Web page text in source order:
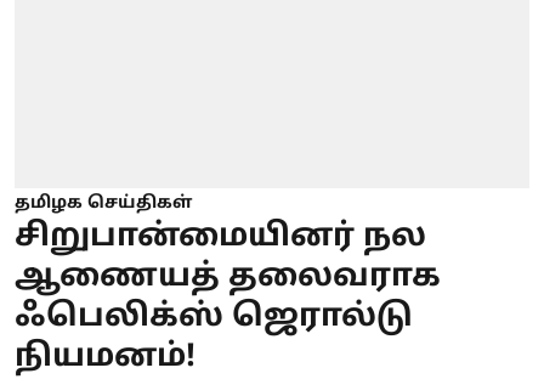
தமிழக செய்திகள்
சிறுபான்மையினர் நல
ஆணையத் தலைவராக
ஃபெலிக்ஸ் ஜெரால்டு
நியமனம்!